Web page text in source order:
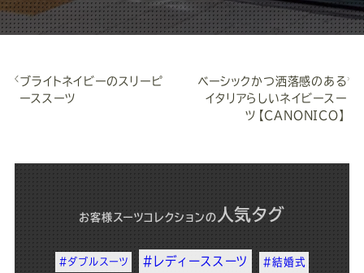
ブライトネイビーのスリーピ
ーススーツ
ベーシックかつ洒落感のある
イタリアらしいネイビースー
ツ【CANONICO】
お客様スーツコレクションの 人気タグ
#ダブルスーツ #レディーススーツ #結婚式